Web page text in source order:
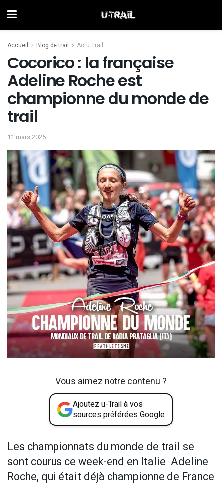
Accueil Blog de trail Actu Trail
Cocorico : la française
Adeline Roche est
championne du monde de
trail
11 mars 2025
Vous aimez notre contenu ?
Ajoutez u-Trail à vos
sources préférées Google
Les championnats du monde de trail se
sont courus ce week-end en Italie. Adeline
Roche, qui était déjà championne de France